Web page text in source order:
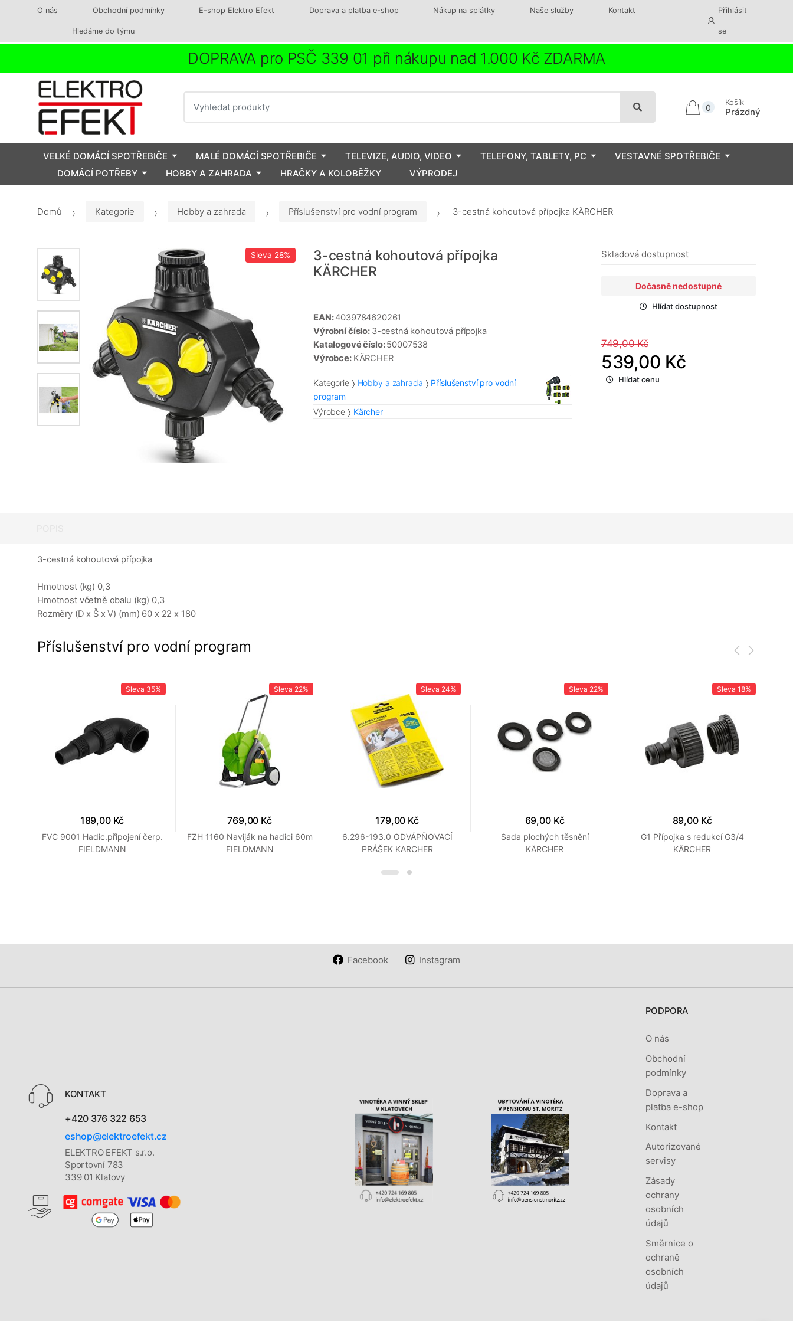
O nás Obchodní podmínky E-shop Elektro Efekt Doprava a platba e-shop Nákup na splátky Naše služby Kontakt
Hledáme do týmu
Přihlásit
se
DOPRAVA pro PSČ 339 01 při nákupu nad 1.000 Kč ZDARMA
0
Košík
Prázdný
VELKÉ DOMÁCÍ SPOTŘEBIČE MALÉ DOMÁCÍ SPOTŘEBIČE TELEVIZE, AUDIO, VIDEO TELEFONY, TABLETY, PC
VESTAVNÉ SPOTŘEBIČE
DOMÁCÍ POTŘEBY
HOBBY A ZAHRADA HRAČKY A KOLOBĚŽKY VÝPRODEJ
Domů Kategorie Hobby a zahrada Příslušenství pro vodní program 3-cestná kohoutová přípojka KÄRCHER
Sleva 28%
3-cestná kohoutová přípojka
KÄRCHER
EAN:4039784620261
Výrobní číslo: 3-cestná kohoutová přípojka
Katalogové číslo:50007538
Výrobce: KÄRCHER
Kategorie Hobby a zahrada
Příslušenství pro vodní
program
Výrobce
Kärcher
Skladová dostupnost
Dočasně nedostupné
Hlídat dostupnost
749,00 Kč
539,00 Kč
Hlídat cenu
3-cestná kohoutová přípojka
Hmotnost (kg) 0,3
Hmotnost včetně obalu (kg) 0,3
Rozměry (D x Š x V) (mm) 60 x 22 x 180
Příslušenství pro vodní program
Sleva 35%
189,00 Kč
FVC 9001 Hadic.připojení čerp.
FIELDMANN
Sleva 22%
769,00 Kč
FZH 1160 Naviják na hadici 60m
FIELDMANN
Sleva 24%
179,00 Kč
6.296-193.0 ODVÁPŇOVACÍ
PRÁŠEK KARCHER
Sleva 22%
69,00 Kč
Sada plochých těsnění
KÄRCHER
Sleva 18%
89,00 Kč
G1 Přípojka s redukcí G3/4
KÄRCHER
Facebook Instagram
KONTAKT
+420 376 322 653
eshop@elektroefekt.cz
ELEKTRO EFEKT s.r.o.
Sportovní 783
339 01 Klatovy
PODPORA
O nás
Obchodní
podmínky
Doprava a
platba e-shop
Kontakt
Autorizované
servisy
Zásady
ochrany
osobních
údajů
Směrnice o
ochraně
osobních
údajů